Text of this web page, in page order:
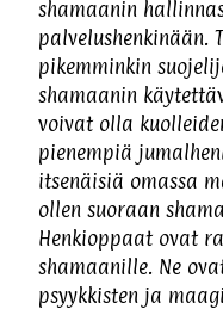
shamaanin
palvelushenkinään.
pikemminkin
shamaanin
voivat olla
pienempiä
itsenäisiä omassa
ollen suoraan
Henkioppaat ovat
shamaanille. Ne
psyykkisten ja